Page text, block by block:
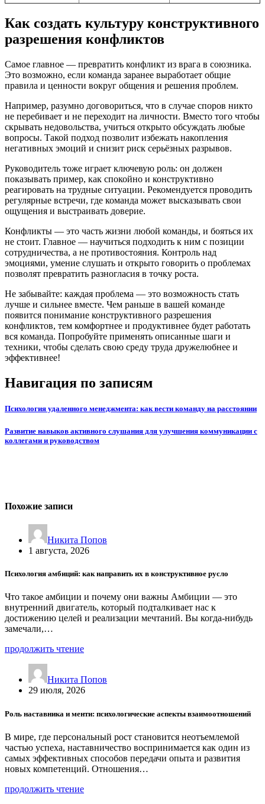
Как создать культуру конструктивного
разрешения конфликтов
Самое главное — превратить конфликт из врага в союзника.
Это возможно, если команда заранее выработает общие
правила и ценности вокруг общения и решения проблем.
Например, разумно договориться, что в случае споров никто
не перебивает и не переходит на личности. Вместо того чтобы
скрывать недовольства, учиться открыто обсуждать любые
вопросы. Такой подход позволит избежать накопления
негативных эмоций и снизит риск серьёзных разрывов.
Руководитель тоже играет ключевую роль: он должен
показывать пример, как спокойно и конструктивно
реагировать на трудные ситуации. Рекомендуется проводить
регулярные встречи, где команда может высказывать свои
ощущения и выстраивать доверие.
Конфликты — это часть жизни любой команды, и бояться их
не стоит. Главное — научиться подходить к ним с позиции
сотрудничества, а не противостояния. Контроль над
эмоциями, умение слушать и открыто говорить о проблемах
позволят превратить разногласия в точку роста.
Не забывайте: каждая проблема — это возможность стать
лучше и сильнее вместе. Чем раньше в вашей команде
появится понимание конструктивного разрешения
конфликтов, тем комфортнее и продуктивнее будет работать
вся команда. Попробуйте применять описанные шаги и
техники, чтобы сделать свою среду труда дружелюбнее и
эффективнее!
Навигация по записям
Психология удаленного менеджмента: как вести команду на расстоянии
Развитие навыков активного слушания для улучшения коммуникации с
коллегами и руководством
Похожие записи
Никита Попов
1 августа, 2026
Психология амбиций: как направить их в конструктивное русло
Что такое амбиции и почему они важны Амбиции — это
внутренний двигатель, который подталкивает нас к
достижению целей и реализации мечтаний. Вы когда-нибудь
замечали,…
продолжить чтение
Никита Попов
29 июля, 2026
Роль наставника и менти: психологические аспекты взаимоотношений
В мире, где персональный рост становится неотъемлемой
частью успеха, наставничество воспринимается как один из
самых эффективных способов передачи опыта и развития
новых компетенций. Отношения…
продолжить чтение